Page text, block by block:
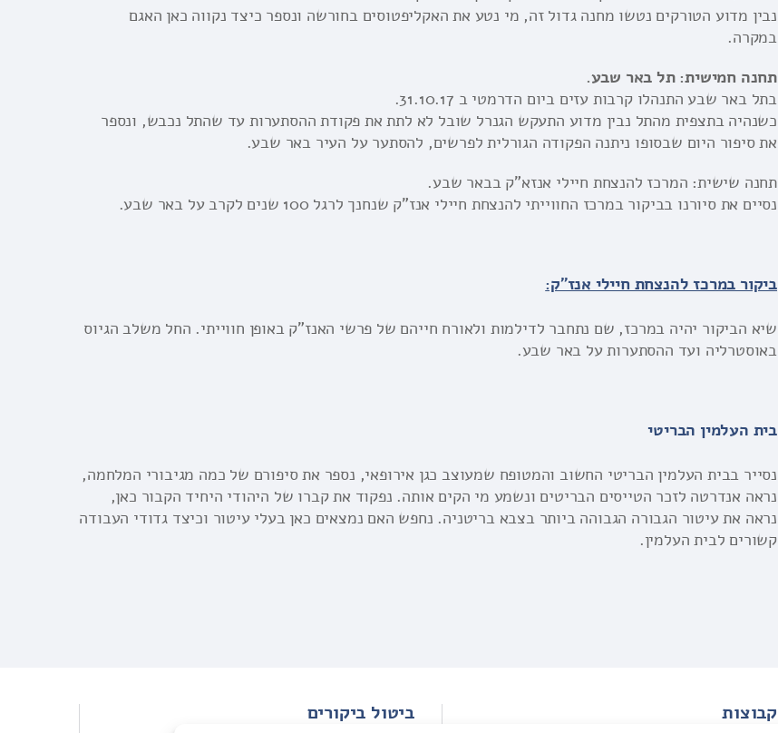
נבין מדוע הטורקים נטשו מחנה גדול זה, מי נטע את האקליפטוסים בחורשה ונספר כיצד נקווה כאן האגם
במקרה.
תחנה חמישית: תל באר שבע.
בתל באר שבע התנהלו קרבות עזים ביום הדרמטי ב 31.10.17.
כשנהיה בתצפית מהתל נבין מדוע התעקש הגנרל שובל לא לתת את פקודת ההסתערות עד שהתל נכבש, ונספר
את סיפור היום שבסופו ניתנה הפקודה הגורלית לפרשים, להסתער על העיר באר שבע.
תחנה שישית: המרכז להנצחת חיילי אנזא"ק בבאר שבע.
נסיים את סיורנו בביקור במרכז החווייתי להנצחת חיילי אנז"ק שנחנך לרגל 100 שנים לקרב על באר שבע.
ביקור במרכז להנצחת חיילי אנז"ק:
שיא הביקור יהיה במרכז, שם נתחבר לדילמות ולאורח חייהם של פרשי האנז"ק באופן חווייתי. החל משלב הגיוס
באוסטרליה ועד ההסתערות על באר שבע.
בית העלמין הבריטי
נסייר בבית העלמין הבריטי החשוב והמטופח שמעוצב כגן אירופאי, נספר את סיפורם של כמה מגיבורי המלחמה,
נראה אנדרטה לזכר הטייסים הבריטים ונשמע מי הקים אותה. נפקוד את קברו של היהודי היחיד הקבור כאן,
נראה את עיטור הגבורה הגבוהה ביותר בצבא בריטניה. נחפש האם נמצאים כאן בעלי עיטור וכיצד גדודי העבודה
קשורים לבית העלמין.
קבוצות ביטול ביקורים